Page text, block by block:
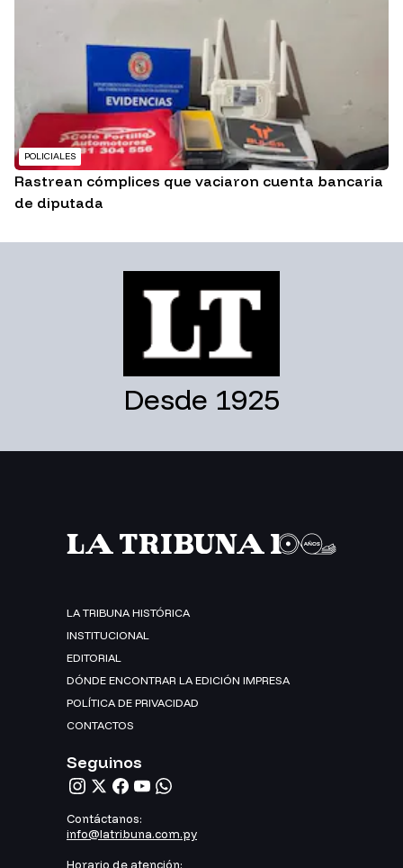
POLICIALES
Rastrean cómplices que vaciaron cuenta bancaria
de diputada
Desde 1925
LA TRIBUNA HISTÓRICA
INSTITUCIONAL
EDITORIAL
DÓNDE ENCONTRAR LA EDICIÓN IMPRESA
POLÍTICA DE PRIVACIDAD
CONTACTOS
Seguinos
Contáctanos:
info@latribuna.com.py
Horario de atención: